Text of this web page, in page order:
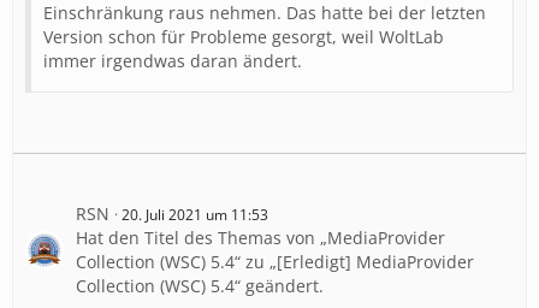
Einschränkung raus nehmen. Das hatte bei der letzten
Version schon für Probleme gesorgt, weil WoltLab
immer irgendwas daran ändert.
RSN 20. Juli 2021 um 11:53
Hat den Titel des Themas von „MediaProvider
Collection (WSC) 5.4“ zu „[Erledigt] MediaProvider
Collection (WSC) 5.4“ geändert.